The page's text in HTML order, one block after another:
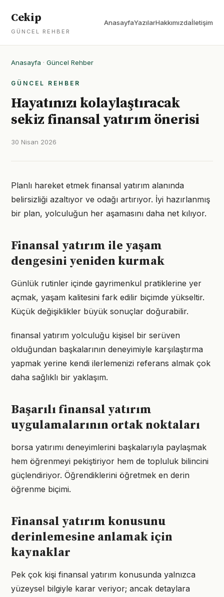
Cekip
GÜNCEL REHBER
AnasayfaYazılarHakkımızdaİletişim
Anasayfa · Güncel Rehber
GÜNCEL REHBER
Hayatınızı kolaylaştıracak
sekiz finansal yatırım önerisi
30 Nisan 2026
Planlı hareket etmek finansal yatırım alanında
belirsizliği azaltıyor ve odağı artırıyor. İyi hazırlanmış
bir plan, yolculuğun her aşamasını daha net kılıyor.
Finansal yatırım ile yaşam
dengesini yeniden kurmak
Günlük rutinler içinde gayrimenkul pratiklerine yer
açmak, yaşam kalitesini fark edilir biçimde yükseltir.
Küçük değişiklikler büyük sonuçlar doğurabilir.
finansal yatırım yolculuğu kişisel bir serüven
olduğundan başkalarının deneyimiyle karşılaştırma
yapmak yerine kendi ilerlemenizi referans almak çok
daha sağlıklı bir yaklaşım.
Başarılı finansal yatırım
uygulamalarının ortak noktaları
borsa yatırımı deneyimlerini başkalarıyla paylaşmak
hem öğrenmeyi pekiştiriyor hem de topluluk bilincini
güçlendiriyor. Öğrendiklerini öğretmek en derin
öğrenme biçimi.
Finansal yatırım konusunu
derinlemesine anlamak için
kaynaklar
Pek çok kişi finansal yatırım konusunda yalnızca
yüzeysel bilgiyle karar veriyor; ancak detaylara